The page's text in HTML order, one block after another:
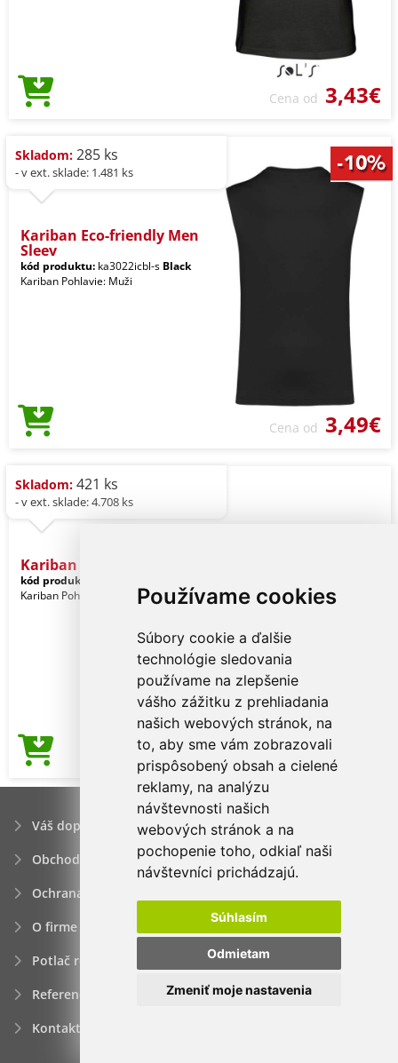
Používame cookies
Súbory cookie a ďalšie
technológie sledovania
používame na zlepšenie
vášho zážitku z prehliadania
našich webových stránok, na
to, aby sme vám zobrazovali
prispôsobený obsah a cielené
reklamy, na analýzu
návštevnosti našich
webových stránok a na
pochopenie toho, odkiaľ naši
návštevníci prichádzajú.
Súhlasím
Odmietam
Zmeniť moje nastavenia
Cena od 3,43€
Skladom: 285 ks
- v ext. sklade: 1.481 ks
Kariban Eco-friendly Men
Sleev
kód produktu: ka3022icbl-s Black
Kariban Pohlavie: Muži
Cena od 3,49€
Skladom: 421 ks
- v ext. sklade: 4.708 ks
Kariban Men's Boxer Short
kód produktu:
Kariban Pohlavie: Muži
Cena od 3,62€
Váš dopyt
Obchodné podmienky
Ochrana osobných údajov
O firme
Potlač reklamných predmetov
Referencie
Kontakt